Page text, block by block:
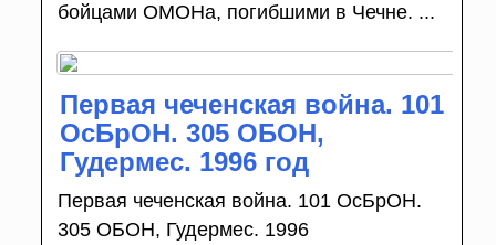
бойцами ОМОНа, погибшими в Чечне. ...
Первая чеченская война. 101
ОсБрОН. 305 ОБОН,
Гудермес. 1996 год
Первая чеченская война. 101 ОсБрОН.
305 ОБОН, Гудермес. 1996